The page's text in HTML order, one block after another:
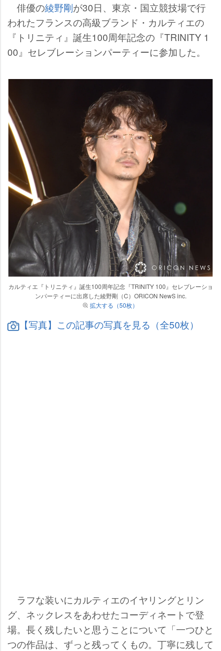
俳優の綾野剛が30日、東京・国立競技場で行
われたフランスの高級ブランド・カルティエの
『トリニティ』誕生100周年記念の『TRINITY 1
00』セレブレーションパーティーに参加した。
カルティエ『トリニティ』誕生100周年記念『TRINITY 100』セレブレーショ
ンパーティーに出席した綾野剛（C）ORICON NewS inc.
拡大する（50枚）
【写真】この記事の写真を見る（全50枚）
ラフな装いにカルティエのイヤリングとリン
グ、ネックレスをあわせたコーディネートで登
場。長く残したいと思うことについて「一つひと
つの作品は、ずっと残ってくもの。丁寧に残して